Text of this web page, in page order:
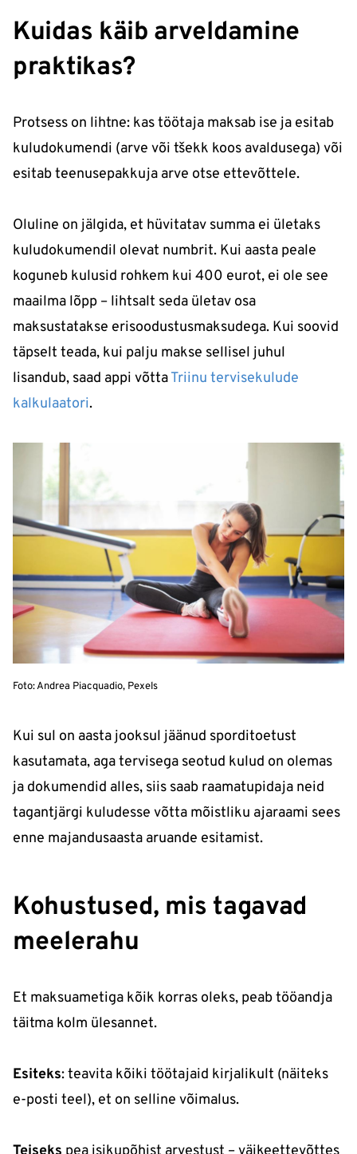
Kuidas käib arveldamine
praktikas?
Protsess on lihtne: kas töötaja maksab ise ja esitab
kuludokumendi (arve või tšekk koos avaldusega) või
esitab teenusepakkuja arve otse ettevõttele.
Oluline on jälgida, et hüvitatav summa ei ületaks
kuludokumendil olevat numbrit. Kui aasta peale
koguneb kulusid rohkem kui 400 eurot, ei ole see
maailma lõpp – lihtsalt seda ületav osa
maksustatakse erisoodustusmaksudega. Kui soovid
täpselt teada, kui palju makse sellisel juhul
lisandub, saad appi võttaTriinu tervisekulude
kalkulaatori.
Foto: Andrea Piacquadio, Pexels
Kui sul on aasta jooksul jäänud sporditoetust
kasutamata, aga tervisega seotud kulud on olemas
ja dokumendid alles, siis saab raamatupidaja neid
tagantjärgi kuludesse võtta mõistliku ajaraami sees
enne majandusaasta aruande esitamist.
Kohustused, mis tagavad
meelerahu
Et maksuametiga kõik korras oleks, peab tööandja
täitma kolm ülesannet.
Esiteks: teavita kõiki töötajaid kirjalikult (näiteks
e-posti teel), et on selline võimalus.